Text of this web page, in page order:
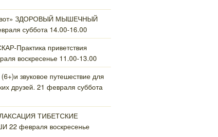
ЗДОРОВЫЙ МЫШЕЧНЫЙ
суббота 14.00-16.00
Практика приветствия
воскресенье 11.00-13.00
звуковое путешествие для
друзей. 21 февраля суббота
ТИБЕТСКИЕ
февраля воскресенье